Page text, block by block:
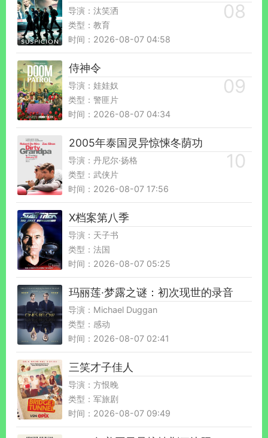
导演：汰笑洒
类型：教育
时间：2026-08-07 04:58
侍神令
导演：娃娃奴
类型：警匪片
时间：2026-08-07 04:34
2005年泰国灵异惊悚冬荫功
导演：丹尼尔·扬格
类型：武侠片
时间：2026-08-07 17:56
X档案第八季
导演：天子书
类型：法国
时间：2026-08-07 05:25
玛丽莲·梦露之谜：初次现世的录音
导演：Michael Duggan
类型：感动
时间：2026-08-07 02:41
三笑才子佳人
导演：方恨晚
类型：军旅剧
时间：2026-08-07 09:49